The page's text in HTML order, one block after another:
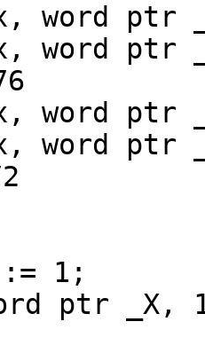
word ptr
word ptr
word ptr
word ptr
1;
ptr _X,